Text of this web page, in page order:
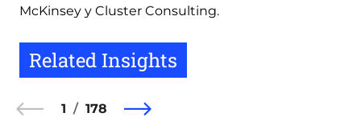
McKinsey y Cluster Consulting.
Related Insights
1 178